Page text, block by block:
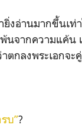
งอ่านมากขึ้นเท่
นจากความแค้น
ตกลงพระเอกจ
บ”?